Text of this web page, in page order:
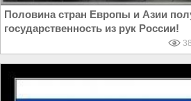
Половина стран Европы и Азии
государственность из рук России!